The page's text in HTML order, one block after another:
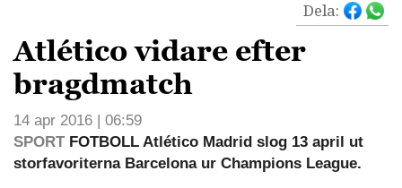
Dela:
Atlético vidare efter
bragdmatch
14 apr 2016 | 06:59
SPORTFOTBOLL Atlético Madrid slog 13 april ut
storfavoriterna Barcelona ur Champions League.